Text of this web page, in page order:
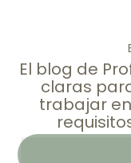
El blog de
claras
trabajar